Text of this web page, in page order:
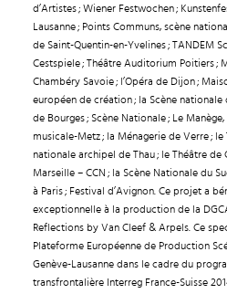
d’Artistes ; Wiener Festwochen ;
Lausanne ; Points Communs, scène
de Saint-Quentin-en-Yvelines ; TANDEM
Cestspiele ; Théâtre Auditorium Poitiers ;
Chambéry Savoie ; l’Opéra de Dijon ;
européen de création ; la Scène nationale
de Bourges ; Scène Nationale ; Le
musicale-Metz ; la Ménagerie de Verre ;
nationale archipel de Thau ; le Théâtre
Marseille – CCN ; la Scène Nationale du
à Paris ; Festival d’Avignon. Ce projet a
exceptionnelle à la production de la
Reflections by Van Cleef & Arpels. Ce
Plateforme Européenne de Production
Genève-Lausanne dans le cadre du
transfrontalière Interreg France-Suisse